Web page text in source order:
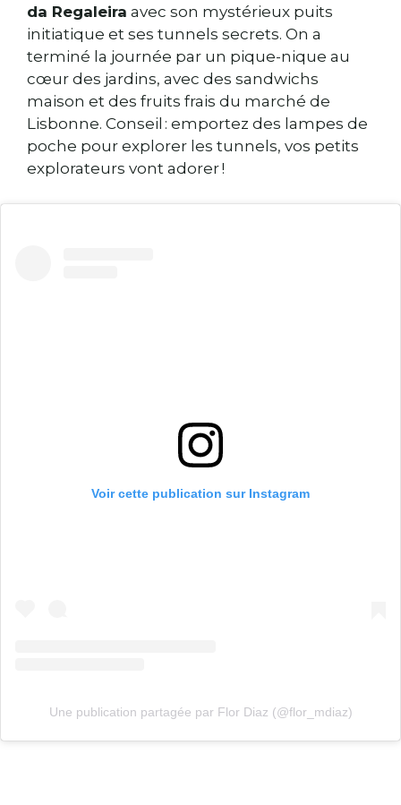
da Regaleira avec son mystérieux puits
initiatique et ses tunnels secrets. On a
terminé la journée par un pique-nique au
cœur des jardins, avec des sandwichs
maison et des fruits frais du marché de
Lisbonne. Conseil : emportez des lampes de
poche pour explorer les tunnels, vos petits
explorateurs vont adorer !
Voir cette publication sur Instagram
Une publication partagée par Flor Diaz (@flor_mdiaz)